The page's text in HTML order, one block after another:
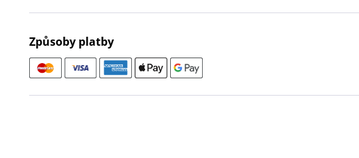
Způsoby platby